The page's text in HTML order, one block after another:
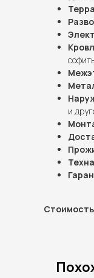
и